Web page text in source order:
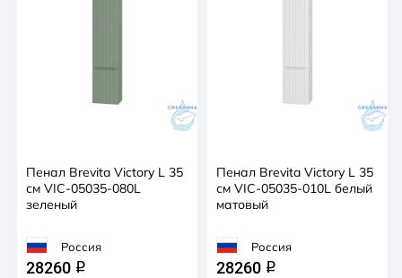
Пенал Brevita Victory L 35
см VIC-05035-080L
зеленый
Россия
28260 q
Пенал Brevita Victory L 35
см VIC-05035-010L белый
матовый
Россия
28260 q